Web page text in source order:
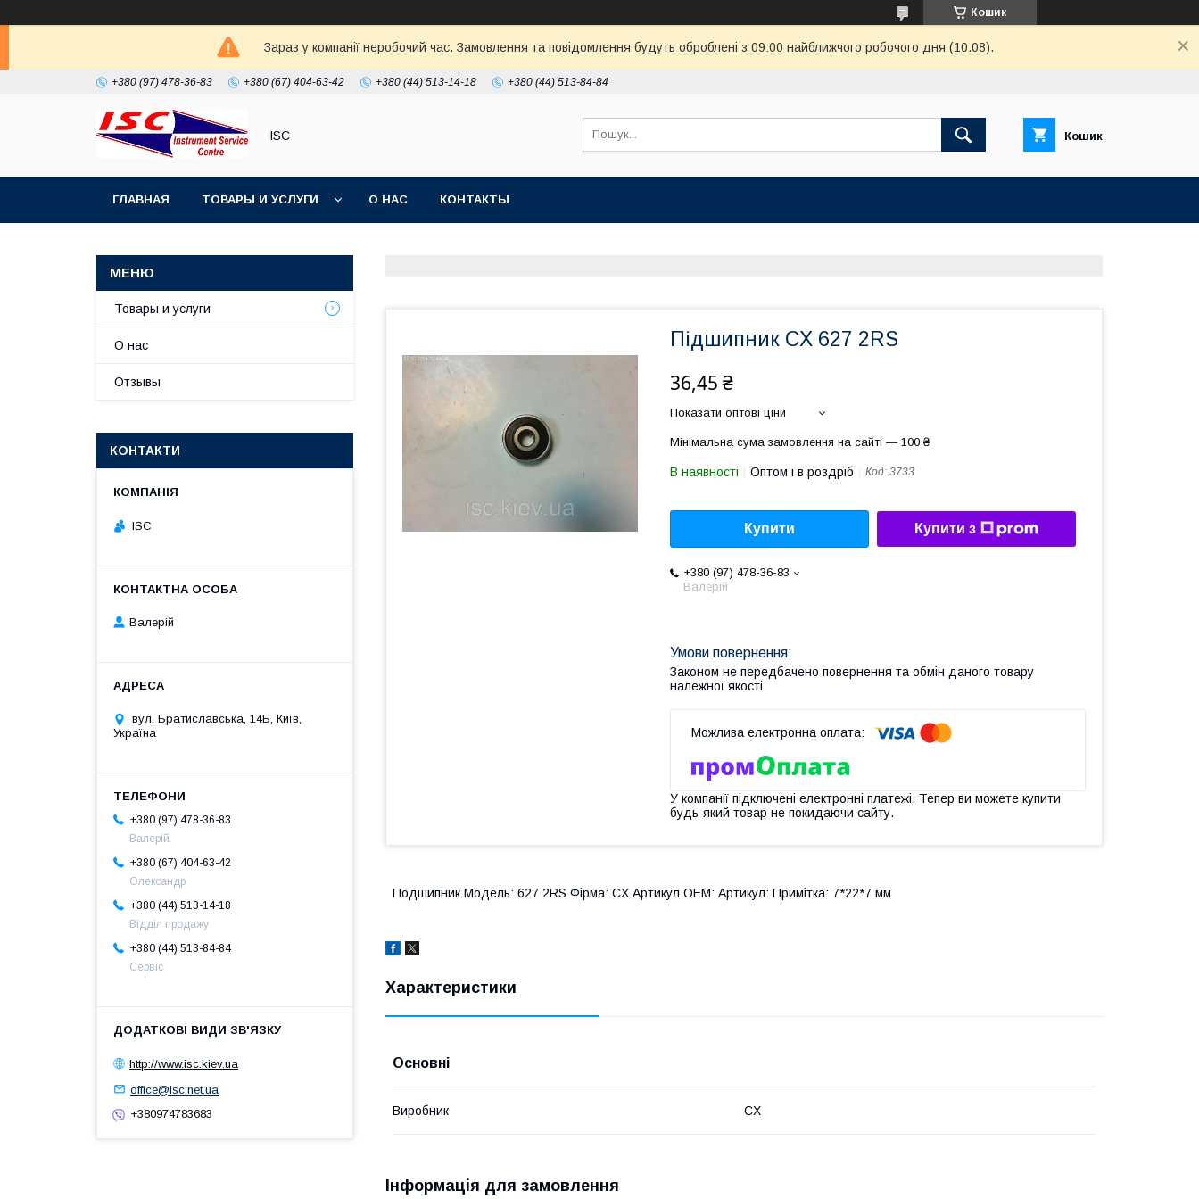
Кошик
Зараз у компанії неробочий час. Замовлення та повідомлення будуть оброблені з 09:00 найближчого робочого дня (10.08).
+380 (97) 478-36-83 +380 (67) 404-63-42 +380 (44) 513-14-18 +380 (44) 513-84-84
ISC Кошик
ГЛАВНАЯ ТОВАРЫ И УСЛУГИ О НАС КОНТАКТЫ
Підшипник CX 627 2RS
36,45 ₴
Показати оптові ціни
Мінімальна сума замовлення на сайті — 100 ₴
В наявності Оптом і в роздріб Код: 3733
Купити Купити з
+380 (97) 478-36-83
Валерій
Законом не передбачено повернення та обмін даного товару
належної якості
У компанії підключені електронні платежі. Тепер ви можете купити
будь-який товар не покидаючи сайту.
Подшипник Модель: 627 2RS Фірма: CX Артикул OEM: Артикул: Примітка: 7*22*7 мм
Характеристики
Основні
Виробник CX
Інформація для замовлення
Товары и услуги
О нас
Отзывы
КОНТАКТИ
ISC
Валерій
вул. Братиславська, 14Б, Київ,
Україна
+380 (97) 478-36-83
Валерій
+380 (67) 404-63-42
Олександр
+380 (44) 513-14-18
Відділ продажу
+380 (44) 513-84-84
Сервіс
http://www.isc.kiev.ua
office@isc.net.ua
+380974783683